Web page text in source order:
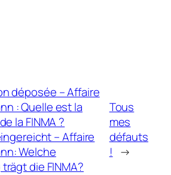
déposée – Affaire
: Quelle est la
la FINMA ?
– Affaire
Welche
die FINMA?
Tous
mes
défauts
! →